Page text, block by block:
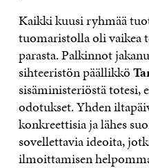
Kaikki kuusi ryhmää
tuomaristolla oli vaikea
parasta. Palkinnot
sihteeristön päällikkö
sisäministeriöstä
odotukset. Yhden
konkreettisia ja lähes
sovellettavia ideoita,
ilmoittamisen